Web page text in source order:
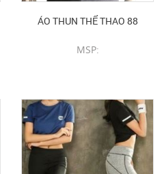
ÁO THUN THỂ THAO 88
MSP: